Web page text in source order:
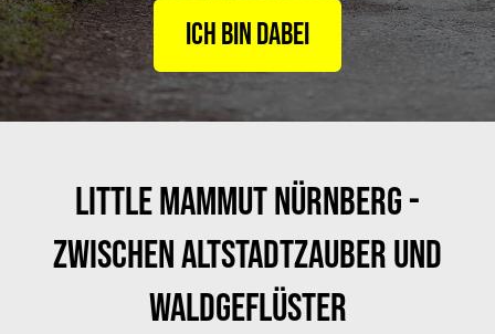
Ich bin dabei
Little Mammut Nürnberg -
Zwischen Altstadtzauber und
Waldgeflüster